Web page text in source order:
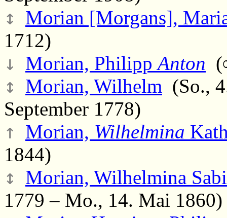
↕ Morian [Morgans],
1712)
↓ Morian, PhilippAnton
↕ Morian, Wilhelm (So.,
September 1778)
↑ Morian, Wilhelmina
1844)
↕ Morian, Wilhelmina
1779 – Mo., 14. Mai 1860)